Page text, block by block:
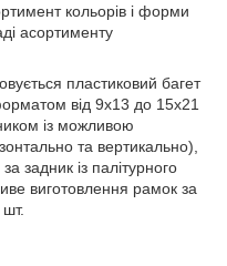
кольорів і форми
асортименту
пластиковий багет
від 9х13 до 15х21
із можливою
та вертикально),
задник із палітурного
виготовлення рамок за
шт.